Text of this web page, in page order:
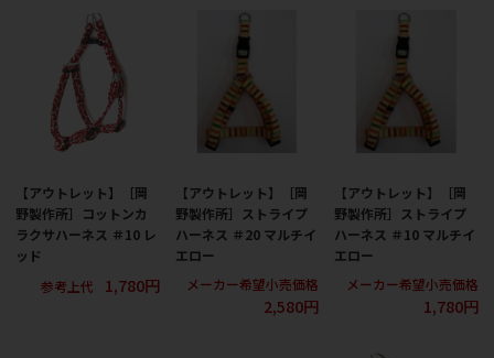
【アウトレット】［岡
野製作所］コットンカ
ラクサハーネス ＃10 レ
ッド
参考上代
1,780円
【アウトレット】［岡
野製作所］ストライプ
ハーネス ＃20 マルチイ
エロー
メーカー希望小売価格
2,580円
【アウトレット】［岡
野製作所］ストライプ
ハーネス ＃10 マルチイ
エロー
メーカー希望小売価格
1,780円